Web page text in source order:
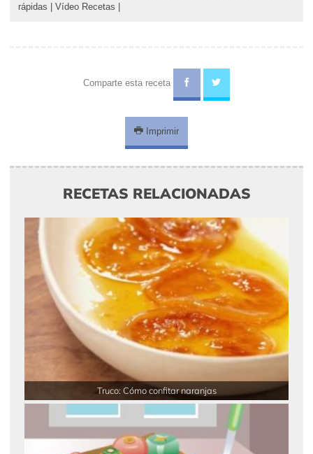
rápidas
Vídeo Recetas
Comparte esta receta
Imprimir
RECETAS RELACIONADAS
Truco: Cómo confitar naranjas